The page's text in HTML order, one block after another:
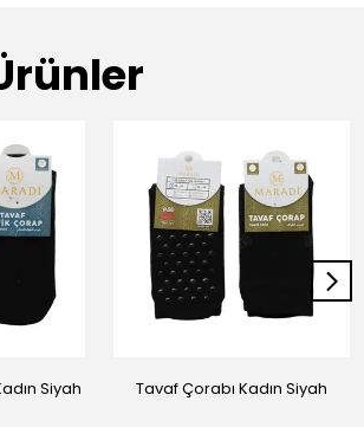
Siyah Tavaf Çorabı Kadın Siyah